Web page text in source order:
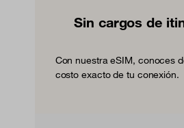
Sin cargos de
Con nuestra eSIM, conoces
costo exacto de tu conexión.